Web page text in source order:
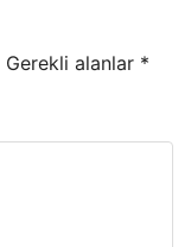
Gerekli alanlar *